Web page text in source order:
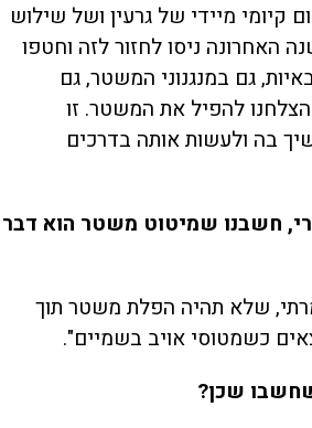
קיומי מיידי של גרעין ושל שילוש
האחרונה ניסו לחזור לזה וחטפו
גם במנגנוני המשטר, גם
להפיל את המשטר. זו
בה ולעשות אותה בדרכים
חשבנו שמיטוט משטר הוא דבר
שלא תהיה הפלת משטר תוך
כשמטוסי אויב בשמיים".
שכן?